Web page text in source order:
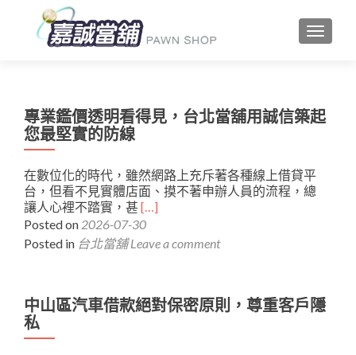
專業鑑價透明看得見，台北當舖用誠信築起
您最堅實的防線
在數位化的時代，雖然網路上充斥著各種線上借貸平
台，但看不見實體店面、摸不著申辦人員的流程，總
讓人心裡不踏實，甚 Read
more
專
價
透
[…]
Posted on 2026-07-30
Posted in 台北當舖 Leave a comment
中山區汽車借款絕對保密原則，尊重客戶隱
私
文
章
導
覽